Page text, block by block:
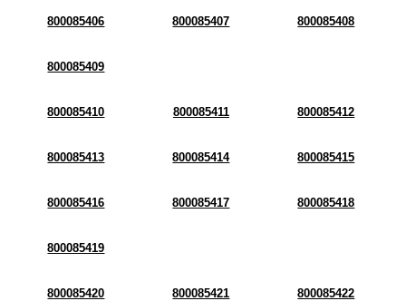
800085406 800085407 800085408
800085409
800085410 800085411 800085412
800085413 800085414 800085415
800085416 800085417 800085418
800085419
800085420 800085421 800085422